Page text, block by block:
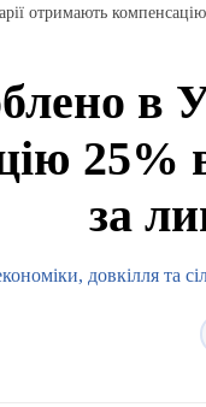
отримають
в
25%
за
довкілля та